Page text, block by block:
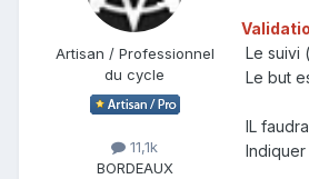
Artisan / Professionnel
du cycle
11,1k
BORDEAUX
Le suivi
Le but
IL